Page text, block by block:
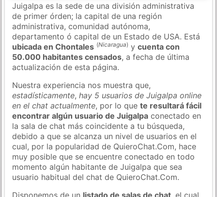
Juigalpa es la sede de una división administrativa
de primer órden; la capital de una región
administrativa, comunidad autónoma,
departamento ó capital de un Estado de USA. Está
ubicada en Chontales (Nicaragua) ycuenta con
50.000 habitantes censados, a fecha de última
actualización de esta página.
Nuestra experiencia nos muestra que,
estadísticamente,hay 5 usuarios de Juigalpa online
en el chat actualmente, por lo quete resultará fácil
encontrar algún usuario de Juigalpa conectado en
la sala de chat más coincidente a tu búsqueda,
debido a que se alcanza un nivel de usuarios en el
cual, por la popularidad de QuieroChat.Com, hace
muy posible que se encuentre conectado en todo
momento algún habitante de Juigalpa que sea
usuario habitual del chat de QuieroChat.Com.
Disponemos de un listado de salas de chat , el cual